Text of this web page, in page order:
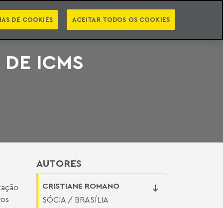
NEWSLETTER VIDEOCASTS PT EN CATEGORIAS
ICMS
AUTORES
CRISTIANE ROMANO
SÓCIA / BRASÍLIA
DE COOKIES ACEITAR TODOS OS COOKIES